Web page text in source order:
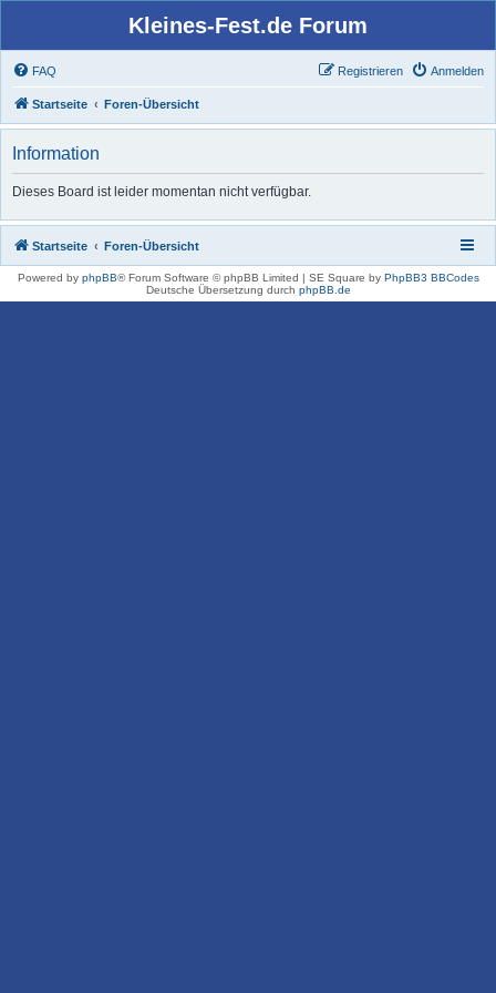
Kleines-Fest.de Forum
FAQ Anmelden
Registrieren
Startseite Foren-Übersicht
Information
Dieses Board ist leider momentan nicht verfügbar.
Startseite Foren-Übersicht
Powered by phpBB® Forum Software © phpBB Limited | SE Square by PhpBB3 BBCodes
Deutsche Übersetzung durch phpBB.de